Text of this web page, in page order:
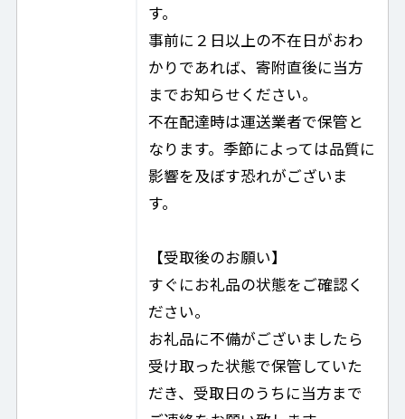
す。
事前に２日以上の不在日がおわ
かりであれば、寄附直後に当方
までお知らせください。
不在配達時は運送業者で保管と
なります。季節によっては品質に
影響を及ぼす恐れがございま
す。
【受取後のお願い】
すぐにお礼品の状態をご確認く
ださい。
お礼品に不備がございましたら
受け取った状態で保管していた
だき、受取日のうちに当方まで